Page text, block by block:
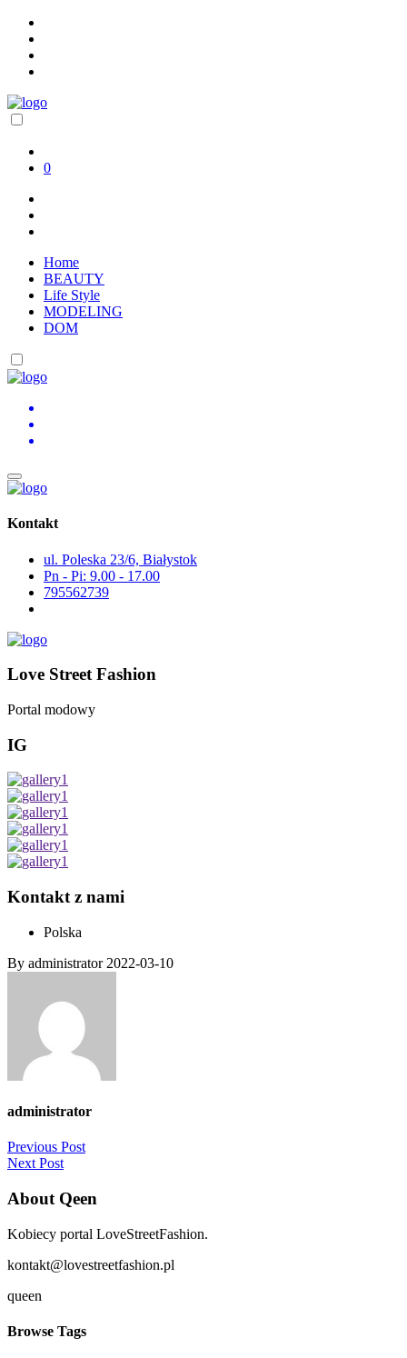
0
Home
BEAUTY
Life Style
MODELING
DOM
Kontakt
ul. Poleska 23/6, Białystok
Pn - Pi: 9.00 - 17.00
795562739
Love Street Fashion
Portal modowy
IG
Kontakt z nami
Polska
By administrator 2022-03-10
administrator
Previous Post
Next Post
About Qeen
Kobiecy portal LoveStreetFashion.
kontakt@lovestreetfashion.pl
queen
Browse Tags